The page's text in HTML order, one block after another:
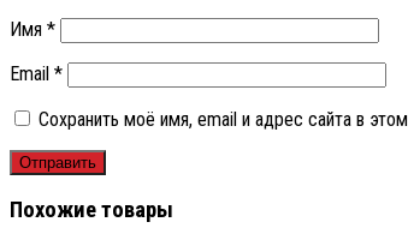
Имя *
Email *
Сохранить моё имя, email и адрес сайта в
Похожие товары